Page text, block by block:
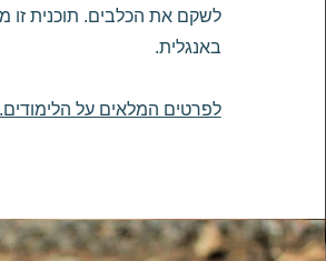
לשקם את הכלבים. תוכנית זו
באנגלית.
לפרטים המלאים על